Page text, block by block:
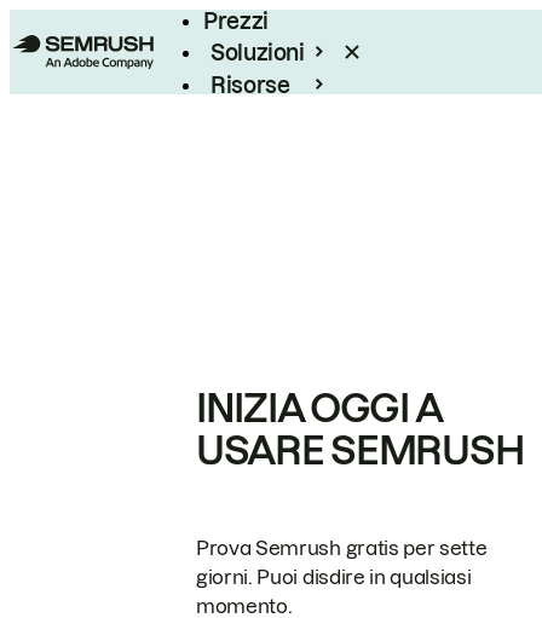
Prezzi
Soluzioni
Risorse
INIZIA OGGI A
USARE SEMRUSH
Prova Semrush gratis per sette
giorni. Puoi disdire in qualsiasi
momento.